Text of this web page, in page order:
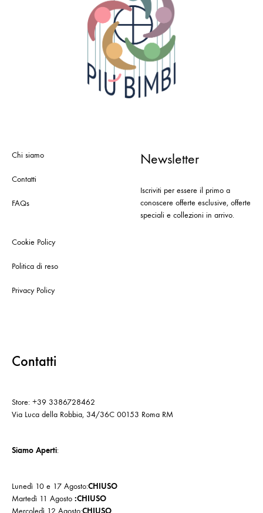
Chi siamo
Contatti
FAQs
Cookie Policy
Politica di reso
Privacy Policy
Newsletter
Iscriviti per essere il primo a
conoscere offerte esclusive, offerte
speciali e collezioni in arrivo.
Contatti
Store: +39 3386728462
Via Luca della Robbia, 34/36C 00153 Roma RM
Siamo Aperti:
Lunedì 10 e 17 Agosto:CHIUSO
Martedì 11 Agosto :CHIUSO
Mercoledì 12 Agosto:CHIUSO